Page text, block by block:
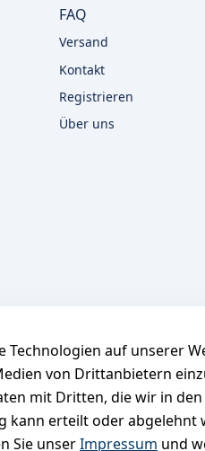
auf unserer
von Drittanbietern
mit Dritten, die wir in
kann erteilt oder
Sie unserImpressum und
FAQ
Versand
Kontakt
Registrieren
Über uns